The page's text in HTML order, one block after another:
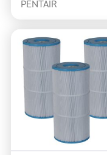
PENTAIR